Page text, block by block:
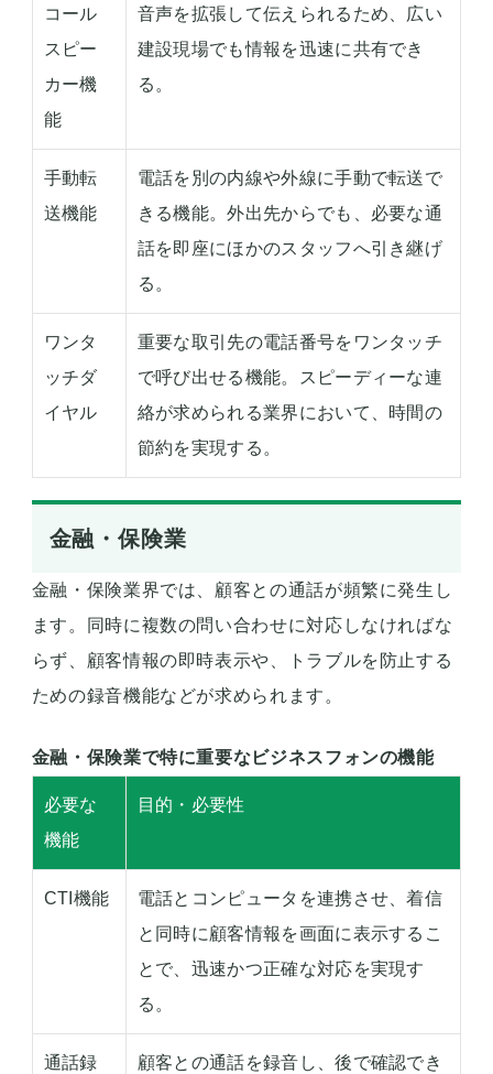
コール
スピー
カー機
能
音声を拡張して伝えられるため、広い
建設現場でも情報を迅速に共有でき
る。
手動転
送機能
電話を別の内線や外線に手動で転送で
きる機能。外出先からでも、必要な通
話を即座にほかのスタッフへ引き継げ
る。
ワンタ
ッチダ
イヤル
重要な取引先の電話番号をワンタッチ
で呼び出せる機能。スピーディーな連
絡が求められる業界において、時間の
節約を実現する。
金融・保険業
金融・保険業界では、顧客との通話が頻繁に発生し
ます。同時に複数の問い合わせに対応しなければな
らず、顧客情報の即時表示や、トラブルを防止する
ための録音機能などが求められます。
金融・保険業で特に重要なビジネスフォンの機能
必要な
機能
目的・必要性
CTI機能
電話とコンピュータを連携させ、着信
と同時に顧客情報を画面に表示するこ
とで、迅速かつ正確な対応を実現す
る。
通話録
顧客との通話を録音し、後で確認でき